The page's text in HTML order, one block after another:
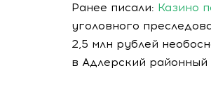
Ранее писали: Казино
уголовного
2,5 млн рублей
в Адлерский